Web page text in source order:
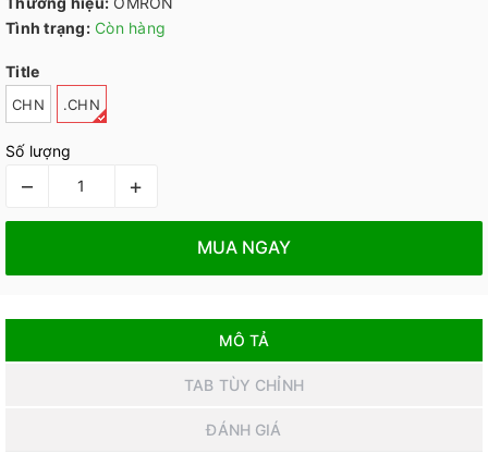
Tình trạng: Còn hàng
Title
CHN .CHN
Số lượng
– +
MUA NGAY
MÔ TẢ
TAB TÙY CHỈNH
ĐÁNH GIÁ